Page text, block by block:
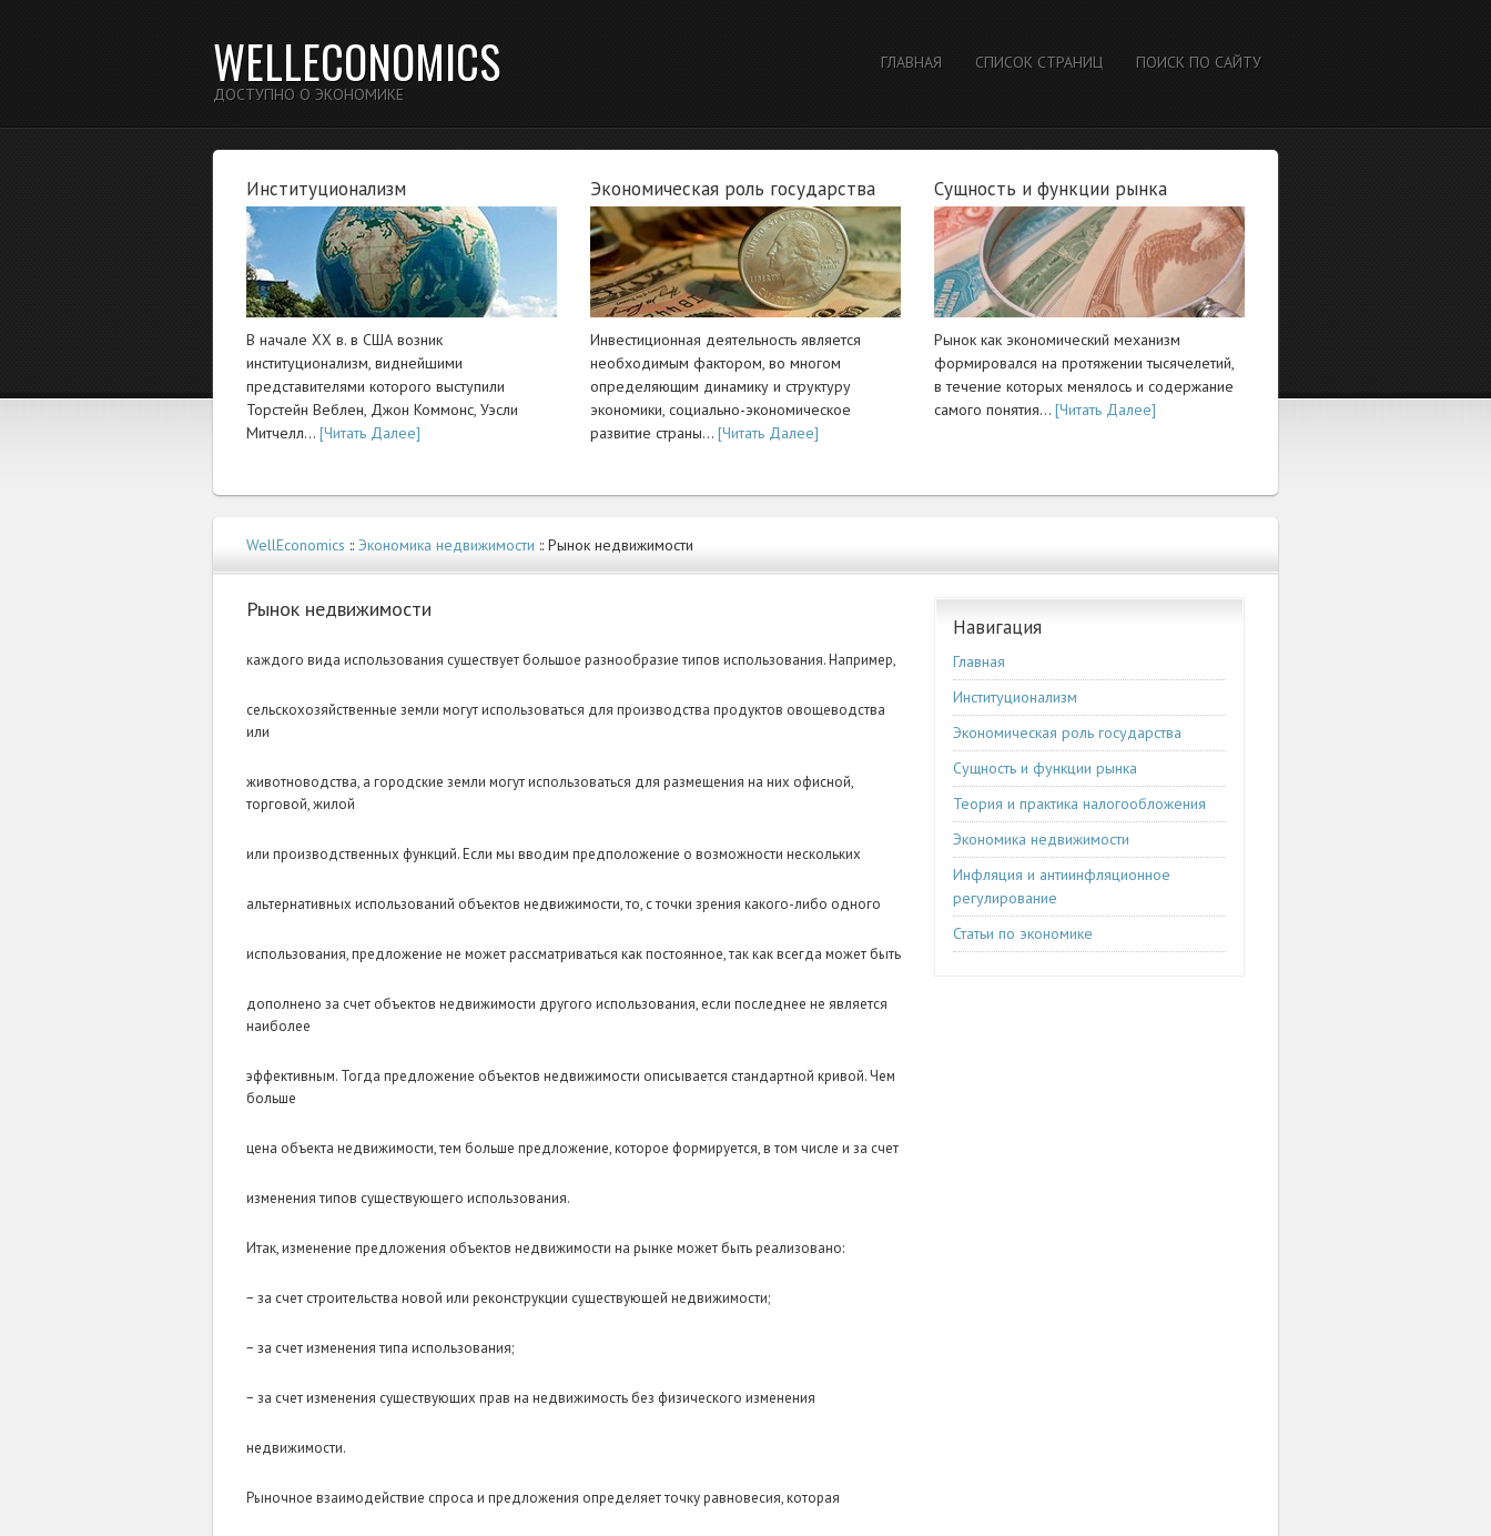
WELLECONOMICS
ДОСТУПНО О ЭКОНОМИКЕ
ГЛАВНАЯ СПИСОК СТРАНИЦ ПОИСК ПО САЙТУ
Институционализм
В начале XX в. в США возник
институционализм, виднейшими
представителями которого выступили
Торстейн Веблен, Джон Коммонс, Уэсли
Митчелл… [Читать Далее]
Экономическая роль государства
Инвестиционная деятельность является
необходимым фактором, во многом
определяющим динамику и структуру
экономики, социально-экономическое
развитие страны… [Читать Далее]
Сущность и функции рынка
Рынок как экономический механизм
формировался на протяжении тысячелетий,
в течение которых менялось и содержание
самого понятия… [Читать Далее]
WellEconomics :: Экономика недвижимости :: Рынок недвижимости
Рынок недвижимости
каждого вида использования существует большое разнообразие типов использования. Например,
сельскохозяйственные земли могут использоваться для производства продуктов овощеводства
или
животноводства, а городские земли могут использоваться для размещения на них офисной,
торговой, жилой
или производственных функций. Если мы вводим предположение о возможности нескольких
альтернативных использований объектов недвижимости, то, с точки зрения какого-либо одного
использования, предложение не может рассматриваться как постоянное, так как всегда может быть
дополнено за счет объектов недвижимости другого использования, если последнее не является
наиболее
эффективным. Тогда предложение объектов недвижимости описывается стандартной кривой. Чем
больше
цена объекта недвижимости, тем больше предложение, которое формируется, в том числе и за счет
изменения типов существующего использования.
Итак, изменение предложения объектов недвижимости на рынке может быть реализовано:
− за счет строительства новой или реконструкции существующей недвижимости;
− за счет изменения типа использования;
− за счет изменения существующих прав на недвижимость без физического изменения
недвижимости.
Рыночное взаимодействие спроса и предложения определяет точку равновесия, которая
Навигация
Главная
Институционализм
Экономическая роль государства
Сущность и функции рынка
Теория и практика налогообложения
Экономика недвижимости
Инфляция и антиинфляционное
регулирование
Статьи по экономике